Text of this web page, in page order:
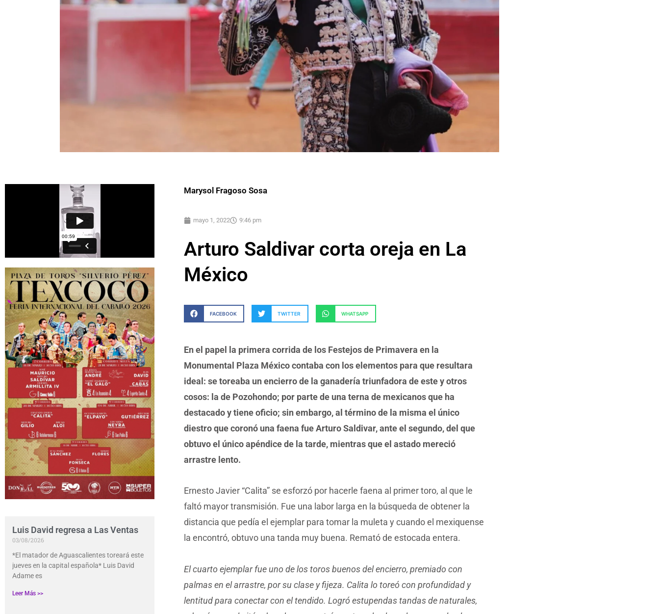
Luis David regresa a Las Ventas
03/08/2026
*El matador de Aguascalientes toreará este
jueves en la capital española* Luis David
Adame es
Leer Más >>
Marysol Fragoso Sosa
mayo 1, 2022 9:46 pm
Arturo Saldivar corta oreja en La
México
FACEBOOK TWITTER WHATSAPP
En el papel la primera corrida de los Festejos de Primavera en la
Monumental Plaza México contaba con los elementos para que resultara
ideal: se toreaba un encierro de la ganadería triunfadora de este y otros
cosos: la de Pozohondo; por parte de una terna de mexicanos que ha
destacado y tiene oficio; sin embargo, al término de la misma el único
diestro que coronó una faena fue Arturo Saldivar, ante el segundo, del que
obtuvo el único apéndice de la tarde, mientras que el astado mereció
arrastre lento.
Ernesto Javier “Calita” se esforzó por hacerle faena al primer toro, al que le
faltó mayor transmisión. Fue una labor larga en la búsqueda de obtener la
distancia que pedía el ejemplar para tomar la muleta y cuando el mexiquense
la encontró, obtuvo una tanda muy buena. Remató de estocada entera.
El cuarto ejemplar fue uno de los toros buenos del encierro, premiado con
palmas en el arrastre, por su clase y fijeza. Calita lo toreó con profundidad y
lentitud para conectar con el tendido. Logró estupendas tandas de naturales,